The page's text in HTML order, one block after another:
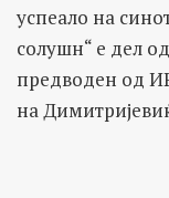
успеало на
солушн“ е дел
предводен од
на